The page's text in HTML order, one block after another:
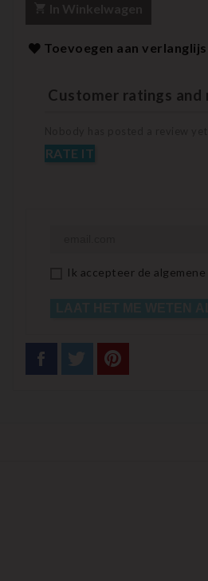
Toevoegen aan
Customer ratings and
RATE IT
Ik accepteer de